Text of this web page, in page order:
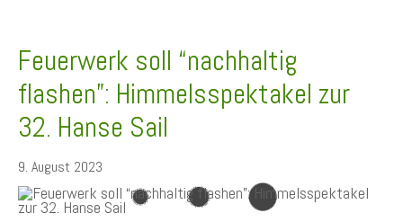
Feuerwerk soll “nachhaltig
flashen”: Himmelsspektakel zur
32. Hanse Sail
9. August 2023